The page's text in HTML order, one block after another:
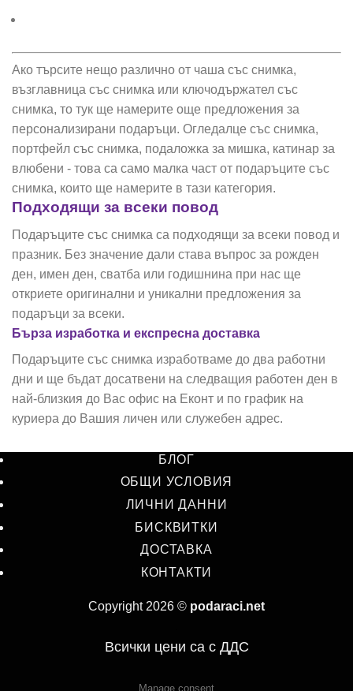
Ако търсите нещо различно от чаша със снимка,
възглавница със снимка или ключодържател със
снимка, то тук ще намерите още предложения за
персонализирани подаръци. Огледалце със снимка,
портфейл със снимка, подаложка за мишка, катинар за
влюбени - това са само малка част от подаръците със
снимка, които ще намерите в тази категория.
Подходящи за всеки повод
Подаръците със снимка са подходящи за всеки повод и
празник. Без значение дали става въпрос за рожден
ден, имен ден, сватба или годишнина при нас ще
откриете оригинални и уникални предложения за
подаръци за всеки.
Бърза изработка и експресна доставка
Подаръците със снимка изработваме до два работни
дни и ще бъдат досатвени на следващия работен ден в
най-близкия до Вас офис на Еконт и по график на
куриера до Вашия личен или служебен адрес.
БЛОГ
ОБЩИ УСЛОВИЯ
ЛИЧНИ ДАННИ
БИСКВИТКИ
ДОСТАВКА
КОНТАКТИ
Copyright 2026 © podaraci.net
Всички цени са с ДДС
Manage consent